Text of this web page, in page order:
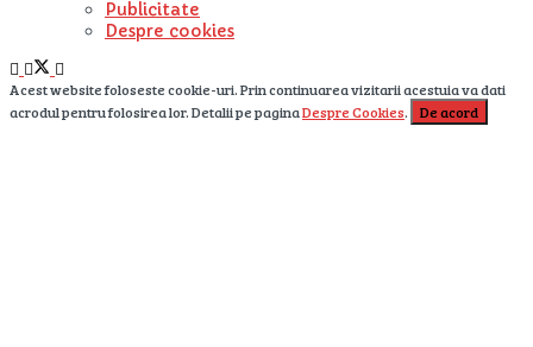
Publicitate
Despre cookies
Acest website foloseste cookie-uri. Prin continuarea vizitarii acestuia va dati
acrodul pentru folosirea lor. Detalii pe paginaDespre Cookies. De acord